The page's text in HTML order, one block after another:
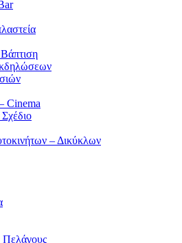
Cinema
– Δικύκλων
Πελάγους